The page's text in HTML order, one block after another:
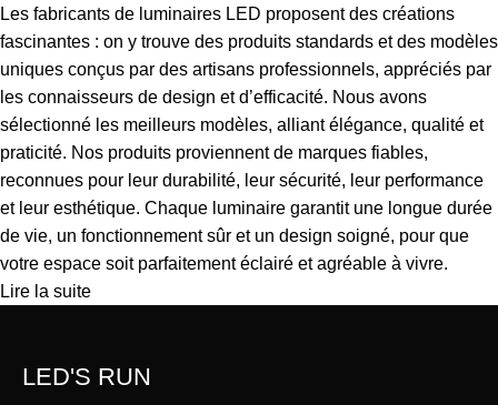
Les fabricants de luminaires LED proposent des créations
fascinantes : on y trouve des produits standards et des modèles
uniques conçus par des artisans professionnels, appréciés par
les connaisseurs de design et d’efficacité. Nous avons
sélectionné les meilleurs modèles, alliant élégance, qualité et
praticité. Nos produits proviennent de marques fiables,
reconnues pour leur durabilité, leur sécurité, leur performance
et leur esthétique. Chaque luminaire garantit une longue durée
de vie, un fonctionnement sûr et un design soigné, pour que
votre espace soit parfaitement éclairé et agréable à vivre.
Lire la suite
LED'S RUN